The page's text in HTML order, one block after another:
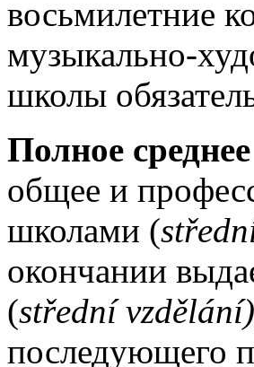
восьмилетние
музыкально-
школы
Полное
общее и
школами (
окончании
(střední vzdělání)
последующего